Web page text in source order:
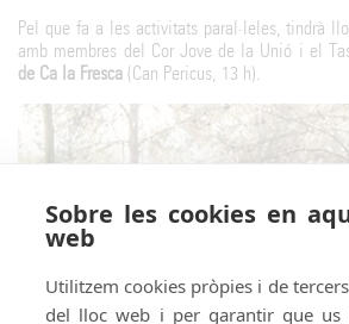
Pel que fa a les activitats paral·leles, tindrà
amb membres del Cor Jove de la Unió i el
de Ca la Fresca (Can Pericus, 13 h).
Sobre les cookies en
web
Utilitzem cookies pròpies i de
del lloc web i per garantir que